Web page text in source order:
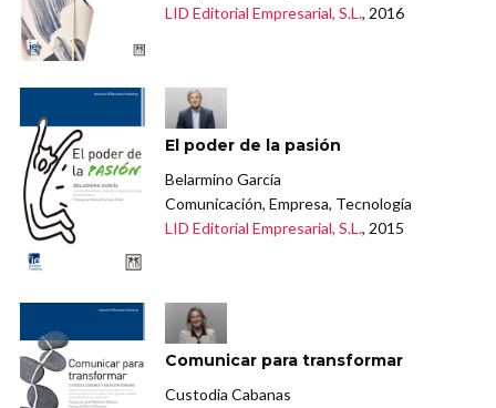
LID Editorial Empresarial, S.L., 2016
El poder de la pasión
Belarmino García
Comunicación, Empresa, Tecnología
LID Editorial Empresarial, S.L., 2015
Comunicar para transformar
Custodia Cabanas